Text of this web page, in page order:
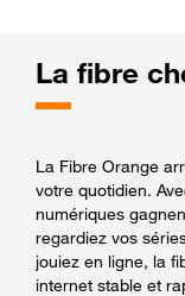
La fibre
La Fibre Orange
votre quotidien.
numériques
regardiez vos
jouiez en ligne, la
internet stable et